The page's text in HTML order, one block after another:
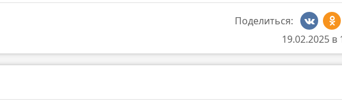
Поделиться:
19.02.2025 в